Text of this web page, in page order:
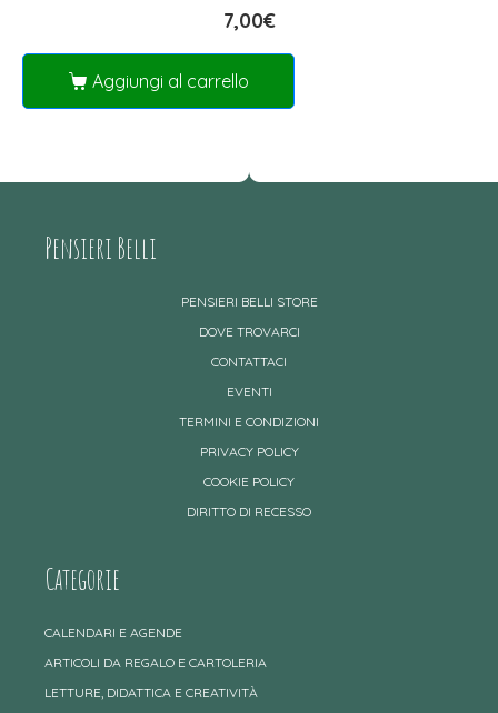
7,00€
Aggiungi al carrello
Pensieri Belli
PENSIERI BELLI STORE
DOVE TROVARCI
CONTATTACI
EVENTI
TERMINI E CONDIZIONI
PRIVACY POLICY
COOKIE POLICY
DIRITTO DI RECESSO
Categorie
CALENDARI E AGENDE
ARTICOLI DA REGALO E CARTOLERIA
LETTURE, DIDATTICA E CREATIVITÀ